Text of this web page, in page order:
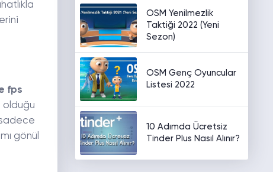
fps
olduğu
gönül
OSM Yenilmezlik
Taktiği 2022 (Yeni
Sezon)
OSM Genç Oyuncular
Listesi 2022
10 Adımda Ücretsiz
Tinder Plus Nasıl Alınır?